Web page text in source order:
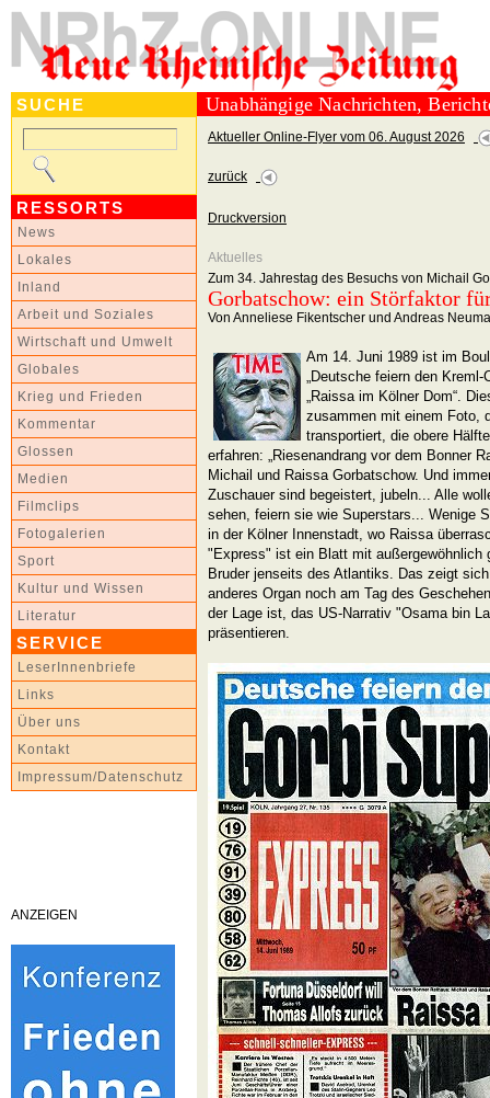
SUCHE
RESSORTS
News
Lokales
Inland
Arbeit und Soziales
Wirtschaft und Umwelt
Globales
Krieg und Frieden
Kommentar
Glossen
Medien
Filmclips
Fotogalerien
Sport
Kultur und Wissen
Literatur
SERVICE
LeserInnenbriefe
Links
Über uns
Kontakt
Impressum/Datenschutz
ANZEIGEN
Unabhängige Nachrichten,
Aktueller Online-Flyer vom 06. August 2026
zurück
Druckversion
Aktuelles
Zum 34. Jahrestag des Besuchs von Michail
Gorbatschow: ein Störfaktor
Von Anneliese Fikentscher und Andreas
Am 14. Juni 1989 ist im
„Deutsche feiern den
„Raissa im Kölner Dom“.
zusammen mit einem Foto,
transportiert, die obere
erfahren: „Riesenandrang vor dem Bonner
Michail und Raissa Gorbatschow. Und
Zuschauer sind begeistert, jubeln... Alle
sehen, feiern sie wie Superstars... Wenige
in der Kölner Innenstadt, wo Raissa
"Express" ist ein Blatt mit außergewöhnlich
Bruder jenseits des Atlantiks. Das zeigt
anderes Organ noch am Tag des
der Lage ist, das US-Narrativ "Osama bin
präsentieren.